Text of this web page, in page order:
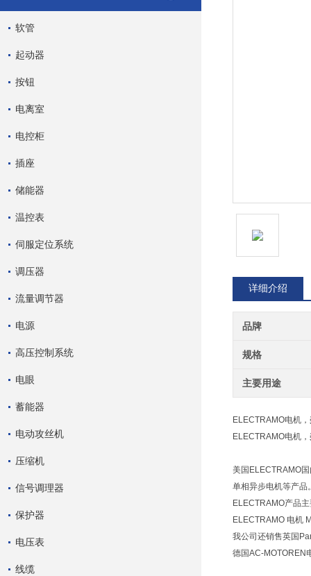
软管
起动器
按钮
电离室
电控柜
插座
储能器
温控表
伺服定位系统
调压器
流量调节器
电源
高压控制系统
电眼
蓄能器
电动攻丝机
压缩机
信号调理器
保护器
电压表
线缆
详细介绍
品牌
规格
主要用途
ELECTRAMO电机，
ELECTRAMO电机，
美国ELECTRAMO
单相异步电机等产品
ELECTRAMO产品
ELECTRAMO 电机
我公司还销售英国
德国AC-MOTOREN